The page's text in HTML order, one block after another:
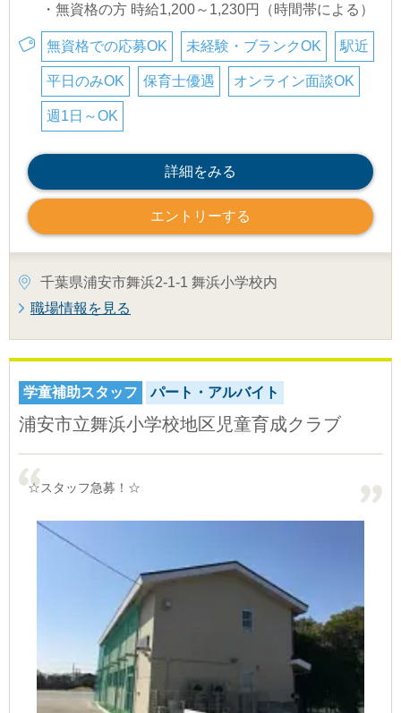
・無資格の方 時給1,200～1,230円（時間帯による）
無資格での応募OK 未経験・ブランクOK 駅近
平日のみOK 保育士優遇 オンライン面談OK
週1日～OK
詳細をみる
エントリーする
千葉県浦安市舞浜2-1-1 舞浜小学校内
職場情報を見る
学童補助スタッフ パート・アルバイト
浦安市立舞浜小学校地区児童育成クラブ
☆スタッフ急募！☆